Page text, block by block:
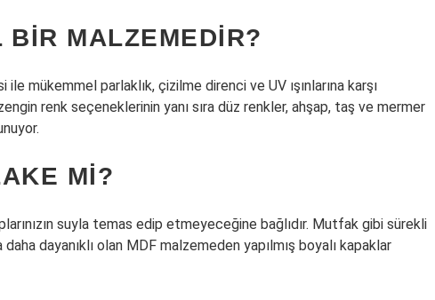
MALZEMEDIR?
mükemmel parlaklık, çizilme direnci ve UV ışınlarına karşı
renk seçeneklerinin yanı sıra düz renkler, ahşap, taş ve mermer
MI?
suyla temas edip etmeyeceğine bağlıdır. Mutfak gibi sürekli
dayanıklı olan MDF malzemeden yapılmış boyalı kapaklar